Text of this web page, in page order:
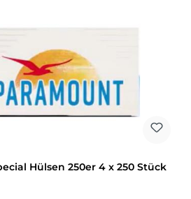
Hülsen 250er 4 x 250 Stück